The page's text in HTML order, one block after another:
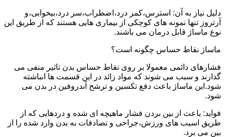
دلیل نیاز به آن: استرس،کمر درد،اضطراب،سر درد،بیخوابی،و
آرتروز تنها نمونه های کوچکی از بیماری هایی هستند که از طریق این
نوع ماساژ قابل درمان می باشند.
ماساژ نقاط حساس چگونه است؟
فشارهای دائمی معمولا بر روی نقاط حساس بدن تاثیر منفی می
گذارند و سبب می شوند که مواد زائد در این قسمت ها انباشته
شود.این ماساژ باعث دفع تکسین و ترشح آندروفین در بدن می
شود.
فواید: باعث از بین بردن فشار ماهیچه ای شده و دردهایی که از
طریق اسیب های ورزش،جراحی و تصادفات به بدن وارد شده را از
بین می برد.